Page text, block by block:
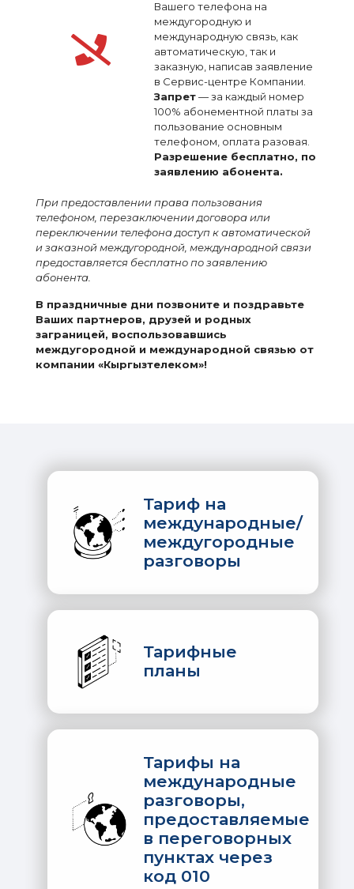
Вашего телефона на
междугородную и
международную связь, как
автоматическую, так и
заказную, написав заявление
в Сервис-центре Компании.
Запрет— за каждый номер
100% абонементной платы за
пользование основным
телефоном, оплата разовая.
Разрешение бесплатно, по
заявлению абонента.
При предоставлении права пользования
телефоном, перезаключении договора или
переключении телефона доступ к автоматической
и заказной междугородной, международной связи
предоставляется бесплатно по заявлению
абонента.
В праздничные дни позвоните и поздравьте
Ваших партнеров, друзей и родных
заграницей, воспользовавшись
междугородной и международной связью от
компании «Кыргызтелеком»!
Тариф на
международные/
междугородные
разговоры
Тарифные
планы
Тарифы на
международные
разговоры,
предоставляемые
в переговорных
пунктах через
код 010